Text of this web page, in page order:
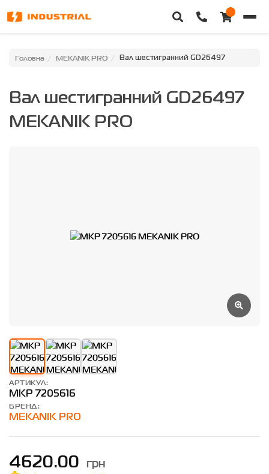
Головна
Категорії
Особистий кабінет
Головна MEKANIK PRO Вал шестигранний GD26497
Вал шестигранний GD26497
MEKANIK PRO
АРТИКУЛ:
MKP 7205616
БРЕНД:
MEKANIK PRO
4620.00 грн